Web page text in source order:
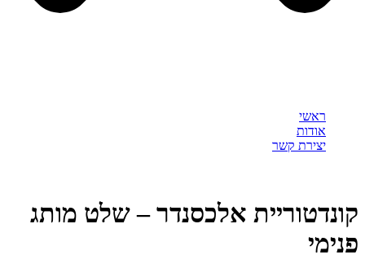
ראשי
אודות
יצירת קשר
קונדטוריית אלכסנדר – שלט מותג
פנימי